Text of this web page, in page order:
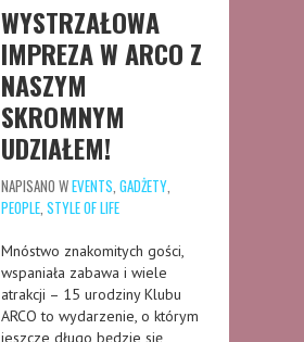
WYSTRZAŁOWA
IMPREZA W ARCO Z
NASZYM
SKROMNYM
UDZIAŁEM!
NAPISANO WEVENTS GADŻETY
PEOPLE STYLE OF LIFE
Mnóstwo znakomitych gości,
wspaniała zabawa i wiele
atrakcji – 15 urodziny Klubu
ARCO to wydarzenie, o którym
jeszcze długo będzie się